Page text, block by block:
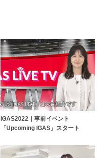
IGAS2022｜事前イベント
「Upcoming IGAS」スタート